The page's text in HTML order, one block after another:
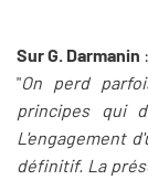
Sur G. Darmanin :
"On perd
principes qui
L'engagement
définitif. La